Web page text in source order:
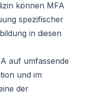
können MFA
spezifischer
in diesen
auf umfassende
und im
der